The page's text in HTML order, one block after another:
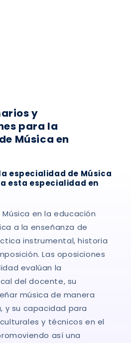
y
para la
Música en
especialidad de Música
esta especialidad en
en la educación
a la enseñanza de
instrumental, historia
Las oposiciones
evalúan la
del docente, su
música de manera
y su capacidad para
y técnicos en el
así una